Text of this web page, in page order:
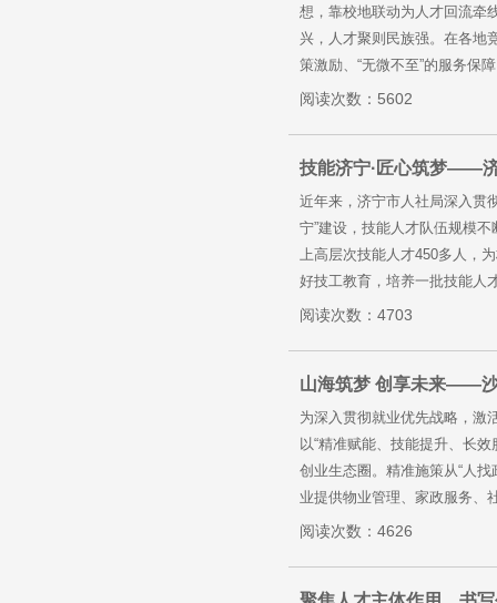
想，靠校地联动为人才回流牵
兴，人才聚则民族强。在各地
策激励、“无微不至”的服务保
阅读次数：5602
技能济宁·匠心筑梦——
近年来，济宁市人社局深入贯
宁”建设，技能人才队伍规模
上高层次技能人才450多人，
好技工教育，培养一批技能人
阅读次数：4703
山海筑梦 创享未来——
为深入贯彻就业优先战略，激
以“精准赋能、技能提升、长
创业生态圈。精准施策从“人
业提供物业管理、家政服务、
阅读次数：4626